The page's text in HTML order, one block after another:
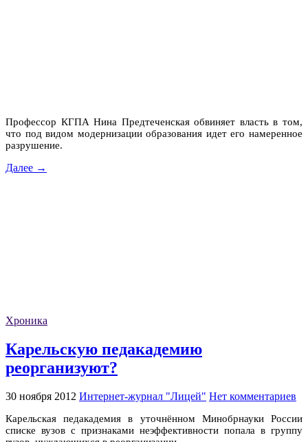
Профессор КГПА Нина Предтеченская обвиняет власть в том,
что под видом модернизации образования идет его намеренное
разрушение.
Далее →
Хроника
Карельскую педакадемию
реорганизуют?
30 ноября 2012 Интернет-журнал "Лицей" Нет комментариев
Карельская педакадемия в уточнённом Минобрнауки России
списке вузов с признаками неэффективности попала в группу